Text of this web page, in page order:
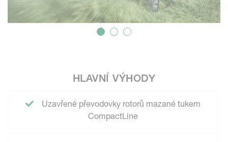
HLAVNÍ VÝHODY
Uzavřené převodovky rotorů mazané tukem
CompactLine